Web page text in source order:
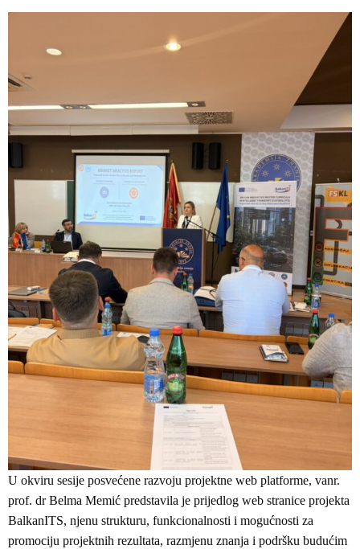
U okviru sesije posvećene razvoju projektne web platforme, vanr.
prof. dr Belma Memić predstavila je prijedlog web stranice projekta
BalkanITS, njenu strukturu, funkcionalnosti i mogućnosti za
promociju projektnih rezultata, razmjenu znanja i podršku budućim